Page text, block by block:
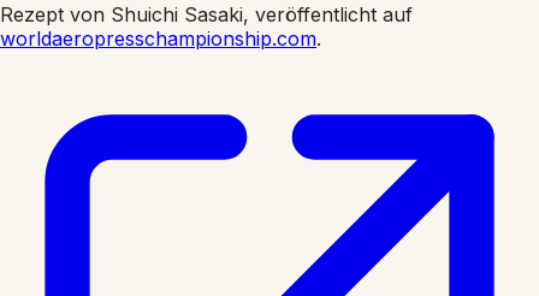
Rezept von Shuichi Sasaki, veröffentlicht auf
worldaeropresschampionship.com.